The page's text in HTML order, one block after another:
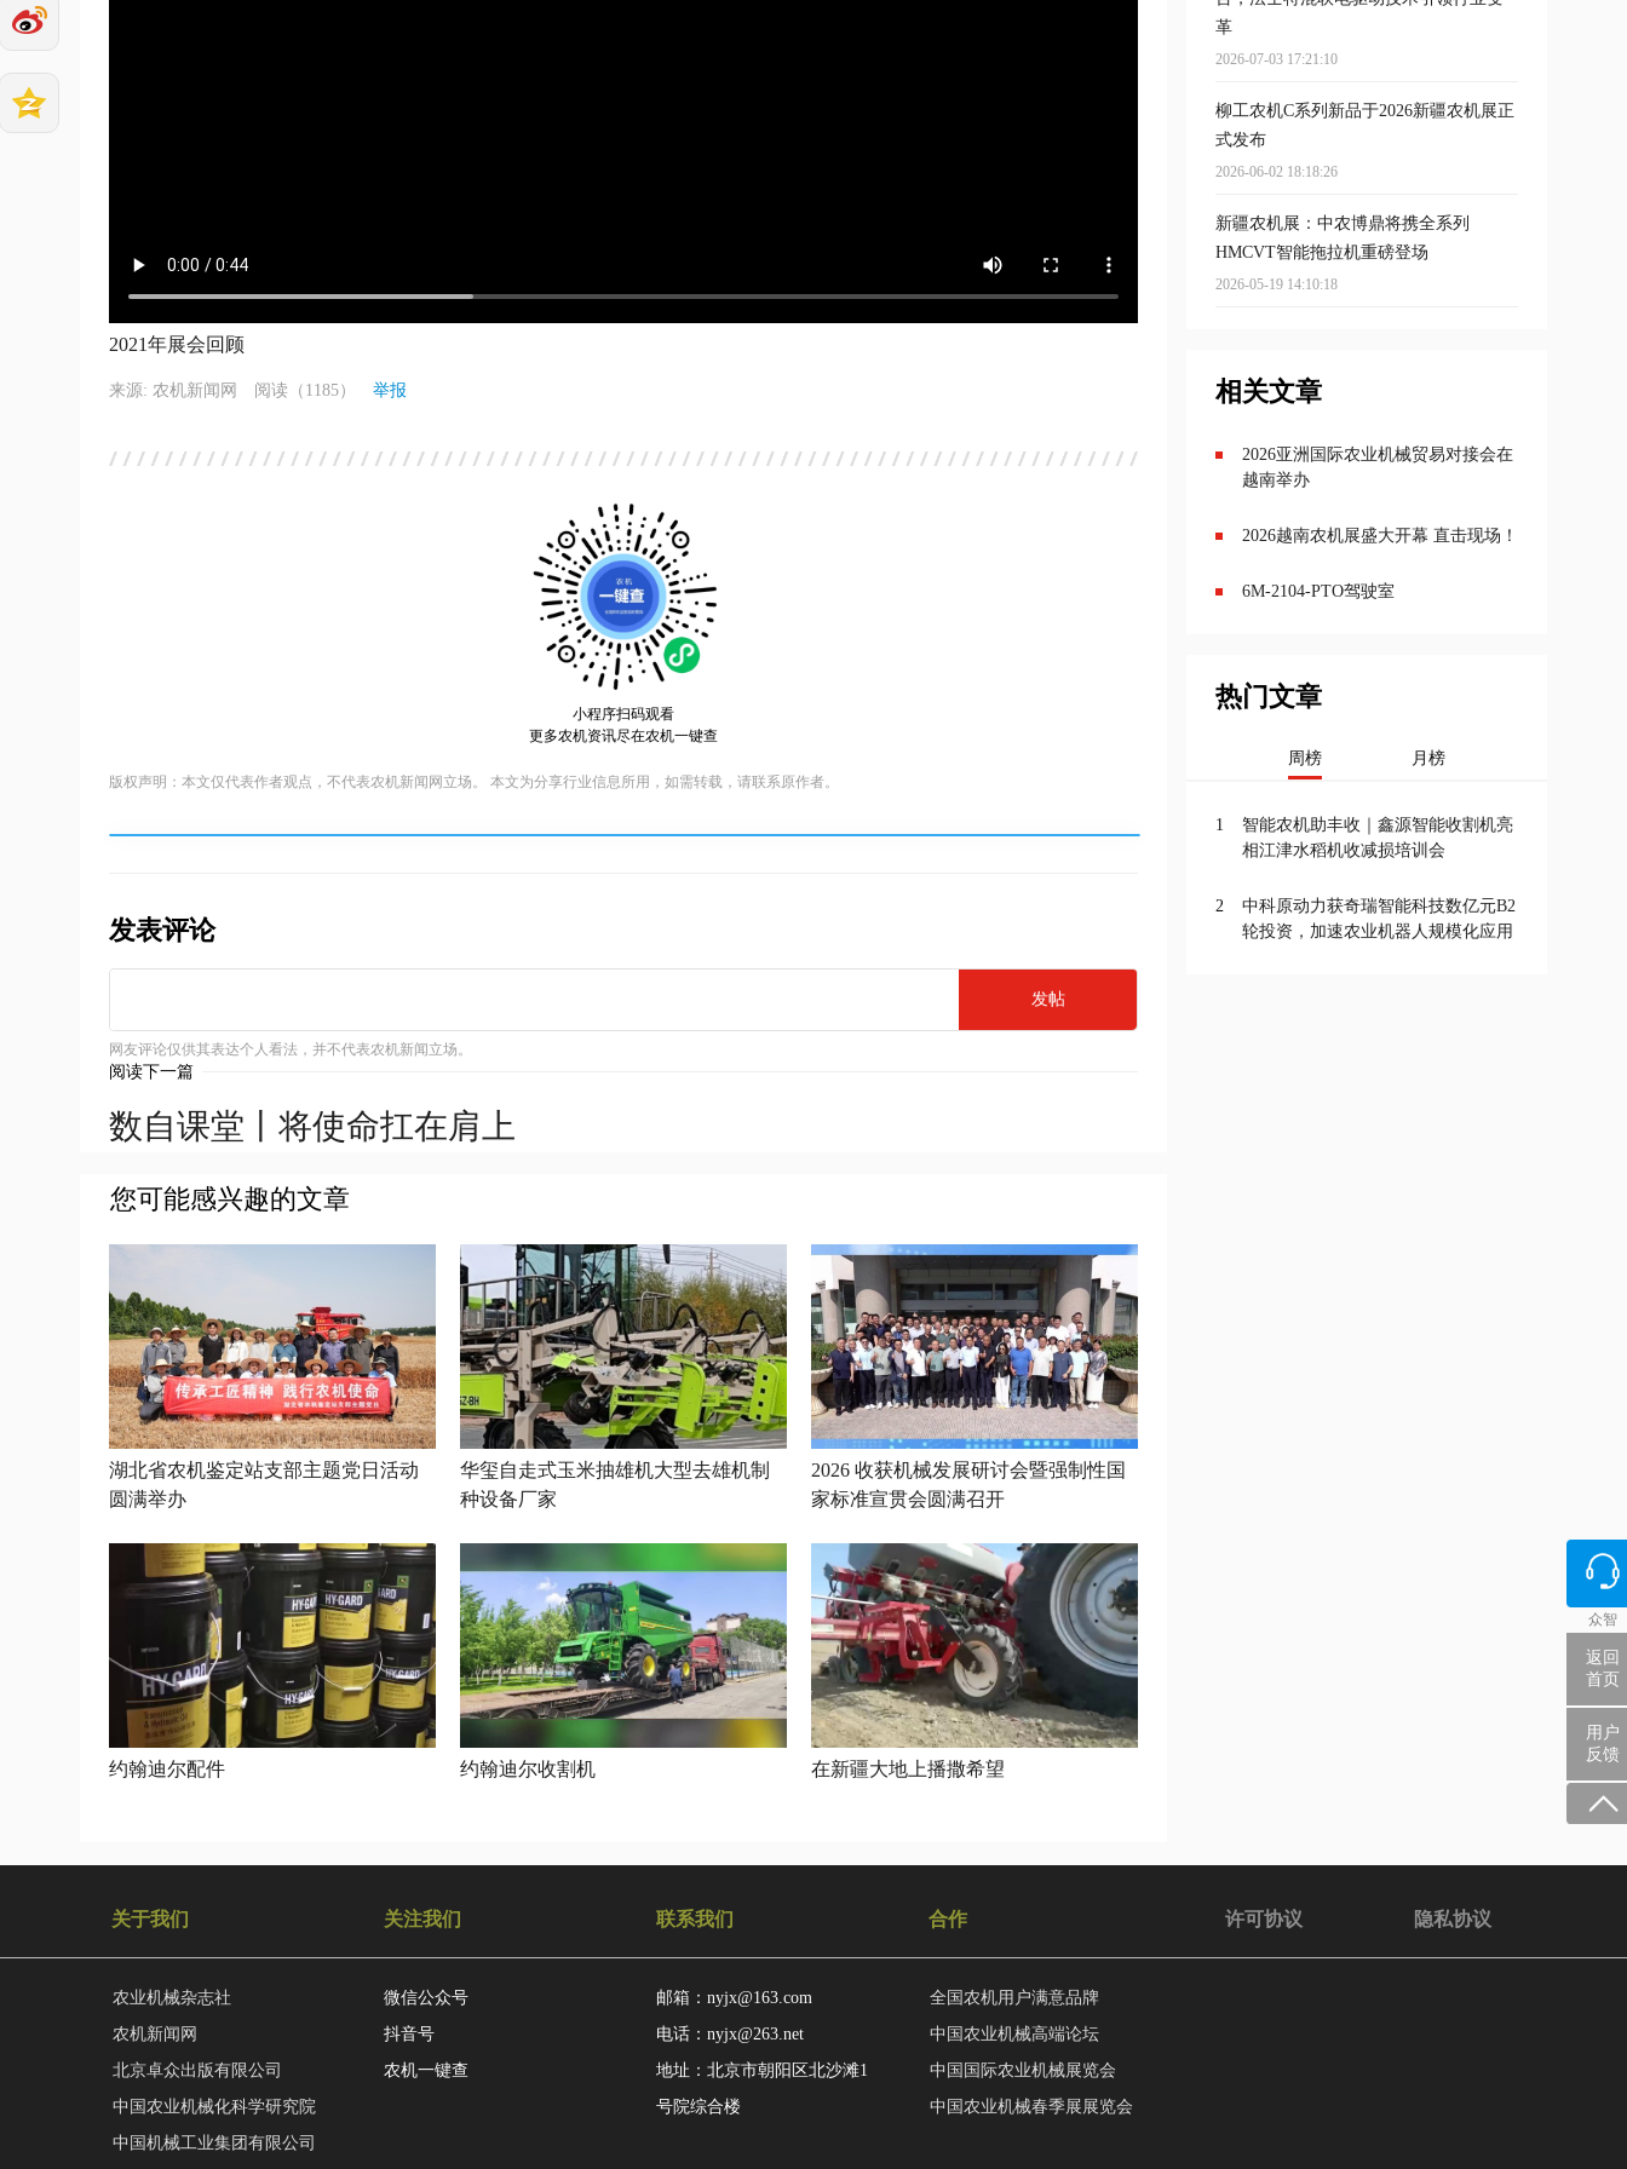
2021年展会回顾
来源: 农机新闻网 阅读（1185） 举报
小程序扫码观看
更多农机资讯尽在农机一键查
版权声明：本文仅代表作者观点，不代表农机新闻网立场。 本文为分享行业信息所用，如需转载，请联系原作者。
发表评论
发帖
网友评论仅供其表达个人看法，并不代表农机新闻立场。
阅读下一篇
数自课堂丨将使命扛在肩上
您可能感兴趣的文章
湖北省农机鉴定站支部主题党日活动
圆满举办
华玺自走式玉米抽雄机大型去雄机制
种设备厂家
2026 收获机械发展研讨会暨强制性国
家标准宣贯会圆满召开
约翰迪尔配件 约翰迪尔收割机 在新疆大地上播撒希望
革
2026-07-03 17:21:10
柳工农机C系列新品于2026新疆农机展正
式发布
2026-06-02 18:18:26
新疆农机展：中农博鼎将携全系列
HMCVT智能拖拉机重磅登场
2026-05-19 14:10:18
相关文章
2026亚洲国际农业机械贸易对接会在
越南举办
2026越南农机展盛大开幕 直击现场！
6M-2104-PTO驾驶室
热门文章
周榜 月榜
1
智能农机助丰收｜鑫源智能收割机亮
相江津水稻机收减损培训会
2
中科原动力获奇瑞智能科技数亿元B2
轮投资，加速农业机器人规模化应用
众智
返回
首页
用户
反馈
关于我们
农业机械杂志社
农机新闻网
北京卓众出版有限公司
中国农业机械化科学研究院
中国机械工业集团有限公司
关注我们
微信公众号
抖音号
农机一键查
联系我们
邮箱：nyjx@163.com
电话：nyjx@263.net
地址：北京市朝阳区北沙滩1
号院综合楼
合作
全国农机用户满意品牌
中国农业机械高端论坛
中国国际农业机械展览会
中国农业机械春季展展览会
许可协议 隐私协议